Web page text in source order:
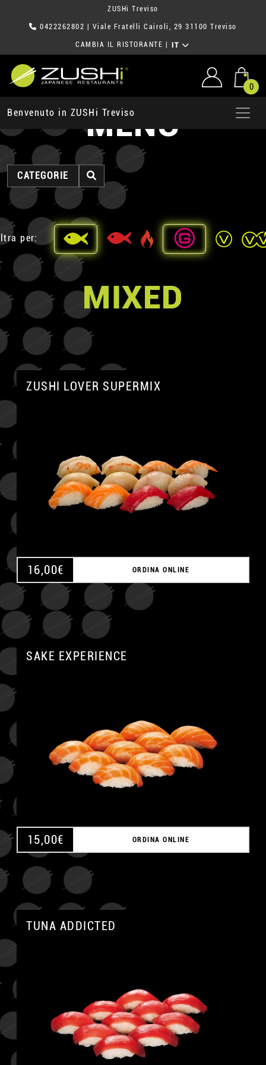
ZUSHi Treviso
0422262802 | Viale Fratelli Cairoli, 29 31100 Treviso
CAMBIA IL RISTORANTE IT
0
Benvenuto in ZUSHi TrevisoMENU
CATEGORIE
per:
MIXED
ZUSHI LOVER SUPERMIX
16,00€ ORDINA ONLINE
SAKE EXPERIENCE
15,00€ ORDINA ONLINE
TUNA ADDICTED